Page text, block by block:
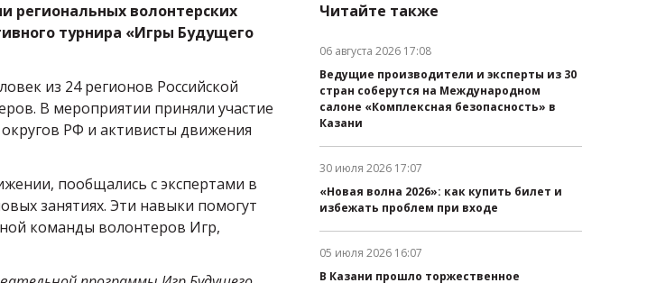
региональных волонтерских
турнира «Игры Будущего
из 24 регионов Российской
В мероприятии приняли участие
РФ и активисты движения
пообщались с экспертами в
занятиях. Эти навыки помогут
команды волонтеров Игр,
Читайте также
06 августа 2026 17:08
Ведущие производители и эксперты из 30
стран соберутся на Международном
салоне «Комплексная безопасность» в
Казани
30 июля 2026 17:07
«Новая волна 2026»: как купить билет и
избежать проблем при входе
05 июля 2026 16:07
В Казани прошло торжественное